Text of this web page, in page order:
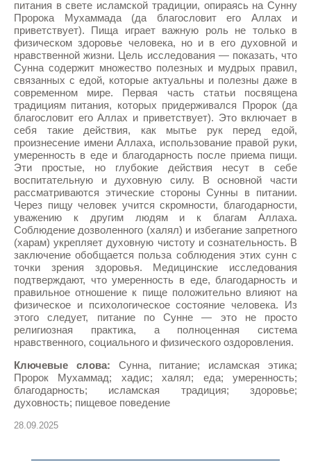
питания в свете исламской традиции, опираясь на Сунну
Пророка Мухаммада (да благословит его Аллах и
приветствует). Пища играет важную роль не только в
физическом здоровье человека, но и в его духовной и
нравственной жизни. Цель исследования — показать, что
Сунна содержит множество полезных и мудрых правил,
связанных с едой, которые актуальны и полезны даже в
современном мире. Первая часть статьи посвящена
традициям питания, которых придерживался Пророк (да
благословит его Аллах и приветствует). Это включает в
себя такие действия, как мытье рук перед едой,
произнесение имени Аллаха, использование правой руки,
умеренность в еде и благодарность после приема пищи.
Эти простые, но глубокие действия несут в себе
воспитательную и духовную силу. В основной части
рассматриваются этические стороны Сунны в питании.
Через пищу человек учится скромности, благодарности,
уважению к другим людям и к благам Аллаха.
Соблюдение дозволенного (халял) и избегание запретного
(харам) укрепляет духовную чистоту и сознательность. В
заключение обобщается польза соблюдения этих сунн с
точки зрения здоровья. Медицинские исследования
подтверждают, что умеренность в еде, благодарность и
правильное отношение к пище положительно влияют на
физическое и психологическое состояние человека. Из
этого следует, питание по Сунне — это не просто
религиозная практика, а полноценная система
нравственного, социального и физического оздоровления.
Ключевые слова: Сунна, питание; исламская этика;
Пророк Мухаммад; хадис; халял; еда; умеренность;
благодарность; исламская традиция; здоровье;
духовность; пищевое поведение
28.09.2025